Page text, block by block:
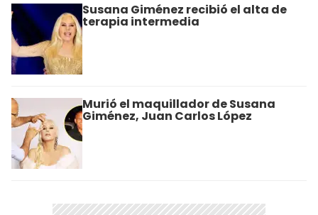
Susana Giménez recibió el alta de
terapia intermedia
Murió el maquillador de Susana
Giménez, Juan Carlos López